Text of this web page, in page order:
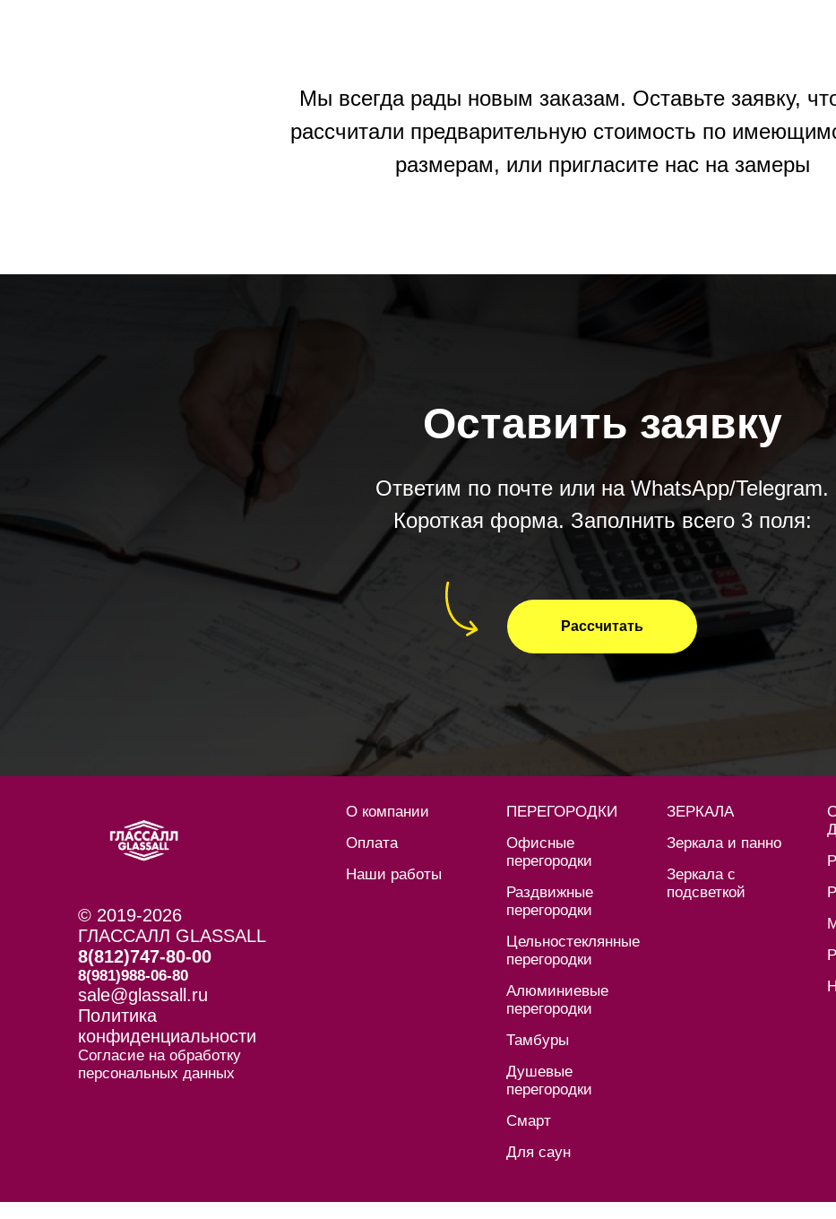
Мы всегда рады новым заказам. Оставьте заявку,
рассчитали предварительную стоимость по
размерам, или пригласите нас на замеры
Оставить заявку
Ответим по почте или на WhatsApp/Telegram.
Короткая форма. Заполнить всего 3 поля:
Рассчитать
© 2019-2026
ГЛАССАЛЛ GLASSALL
8(812)747-80-00
8(981)988-06-80
sale@glassall.ru
Политика
конфиденциальности
Согласие на обработку
персональных данных
О компании
Оплата
Наши работы
ПЕРЕГОРОДКИ
Офисные
перегородки
Раздвижные
перегородки
Цельностеклянные
перегородки
Алюминиевые
перегородки
Тамбуры
Душевые
перегородки
Смарт
Для саун
ЗЕРКАЛА
Зеркала и панно
Зеркала с
подсветкой